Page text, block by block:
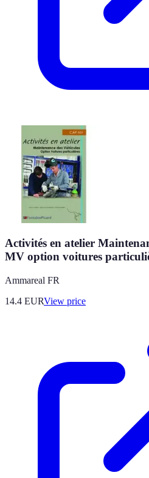
Activités en atelier
MV option voitures
Ammareal FR
14.4 EURView price